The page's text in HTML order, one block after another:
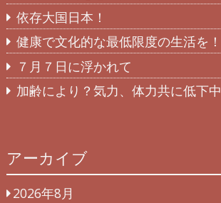
依存大国日本！
健康で文化的な最低限度の生活を！
７月７日に浮かれて
加齢により？気力、体力共に低下中
アーカイブ
2026年8月